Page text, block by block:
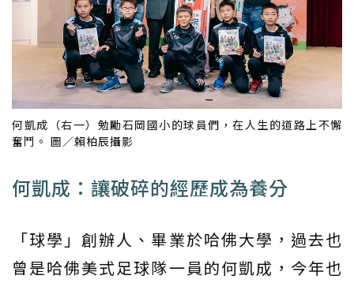
何凱成（右一）勉勵石岡國小的球員們，在人生的道路上不懈
奮鬥。 圖／賴柏辰攝影
何凱成：讓破碎的經歷成為養分
「球學」創辦人、畢業於哈佛大學，過去也
曾是哈佛美式足球隊一員的何凱成，今年也